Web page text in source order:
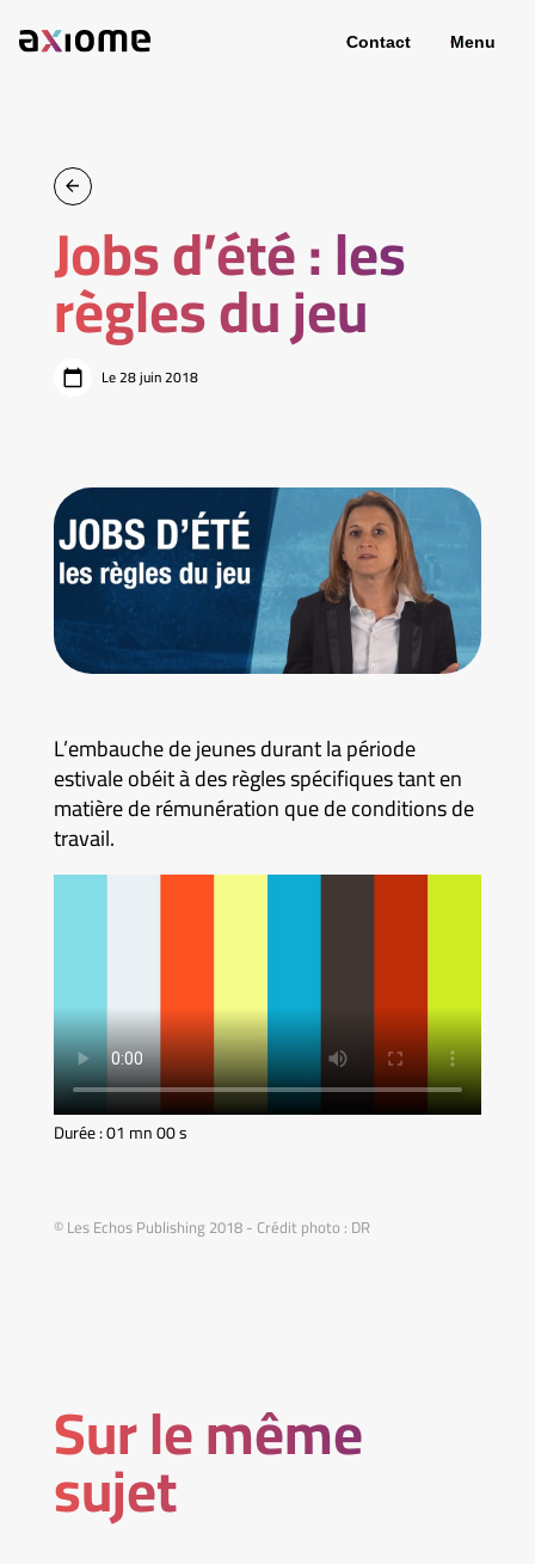
Contact Menu
Jobs d’été : les
règles du jeu
Le 28 juin 2018
L’embauche de jeunes durant la période
estivale obéit à des règles spécifiques tant en
matière de rémunération que de conditions de
travail.
Durée : 01 mn 00 s
© Les Echos Publishing 2018 - Crédit photo : DR
Sur le même
sujet